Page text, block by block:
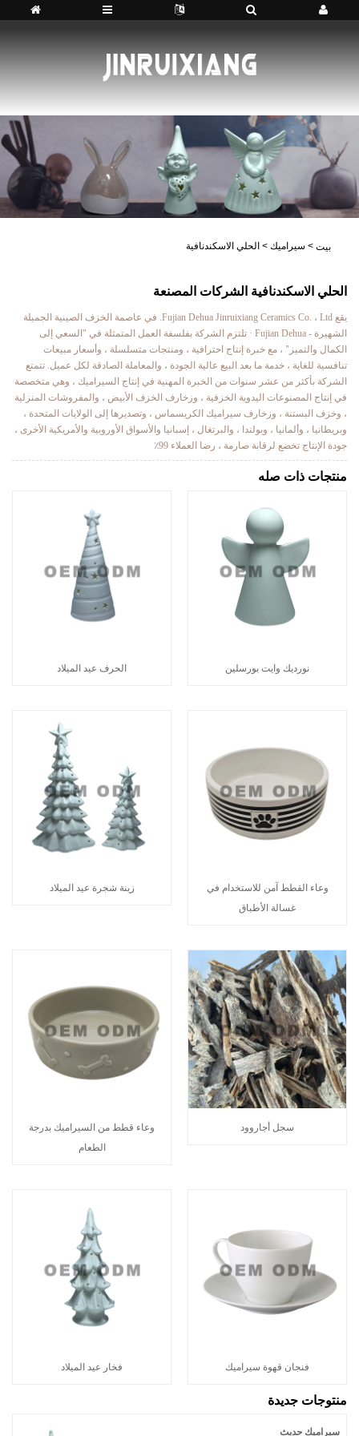
بيت > سيراميك > الحلي الاسكندنافية
الحلي الاسكندنافية الشركات المصنعة
يقع Fujian Dehua Jinruixiang Ceramics Co. ، Ltd. في عاصمة الخزف الصينية الجميلة
الشهيرة - Fujian Dehua · تلتزم الشركة بفلسفة العمل المتمثلة في "السعي إلى
الكمال والتميز" ، مع خبرة إنتاج احترافية ، ومنتجات متسلسلة ، وأسعار مبيعات
تنافسية للغاية ، خدمة ما بعد البيع عالية الجودة ، والمعاملة الصادقة لكل عميل. تتمتع
الشركة بأكثر من عشر سنوات من الخبرة المهنية في إنتاج السيراميك ، وهي متخصصة
في إنتاج المصنوعات اليدوية الخزفية ، وزخارف الخزف الأبيض ، والمفروشات المنزلية
، وخزف البستنة ، وزخارف سيراميك الكريسماس ، وتصديرها إلى الولايات المتحدة ،
وبريطانيا ، وألمانيا ، وبولندا ، والبرتغال ، إسبانيا والأسواق الأوروبية والأمريكية الأخرى ،
جودة الإنتاج تخضع لرقابة صارمة ، رضا العملاء 99٪
منتجات ذات صله
نورديك وايت بورسلين الحرف عيد الميلاد
وعاء القطط آمن للاستخدام في
غسالة الأطباق
زينة شجرة عيد الميلاد
سجل أجاروود
وعاء قطط من السيراميك بدرجة
الطعام
فنجان قهوة سيراميك فخار عيد الميلاد
منتوجات جديدة
سيراميك حديث